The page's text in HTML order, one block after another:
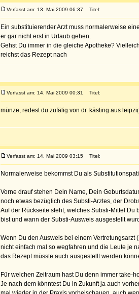
Verfasst am: 13. Mai 2009 06:37 Titel:
Ein substituierender Arzt muss normalerweise
er gar nicht erst in Urlaub gehen.
Gehst Du immer in die gleiche Apotheke?
reichst das Rezept nach
Verfasst am: 14. Mai 2009 00:31 Titel:
münze, redest du zufälig von dr. kästing aus
Verfasst am: 14. Mai 2009 03:15 Titel:
Normalerweise bekommst Du als
Vorne drauf stehen Dein Name, Dein
noch etwas bezüglich des Substi-Arztes, der
Auf der Rückseite steht, welches Substi-Mittel
bist und wann der Substi-Ausweis ausgestellt
Wenn Du den Ausweis bei einem
nicht einfach mal so wegfahren und die Leute je
das Rezept müsste auch ausgestellt werden
Für welchen Zeitraum hast Du denn immer take-
Je nach dem könntest Du in Zukunft ja auch